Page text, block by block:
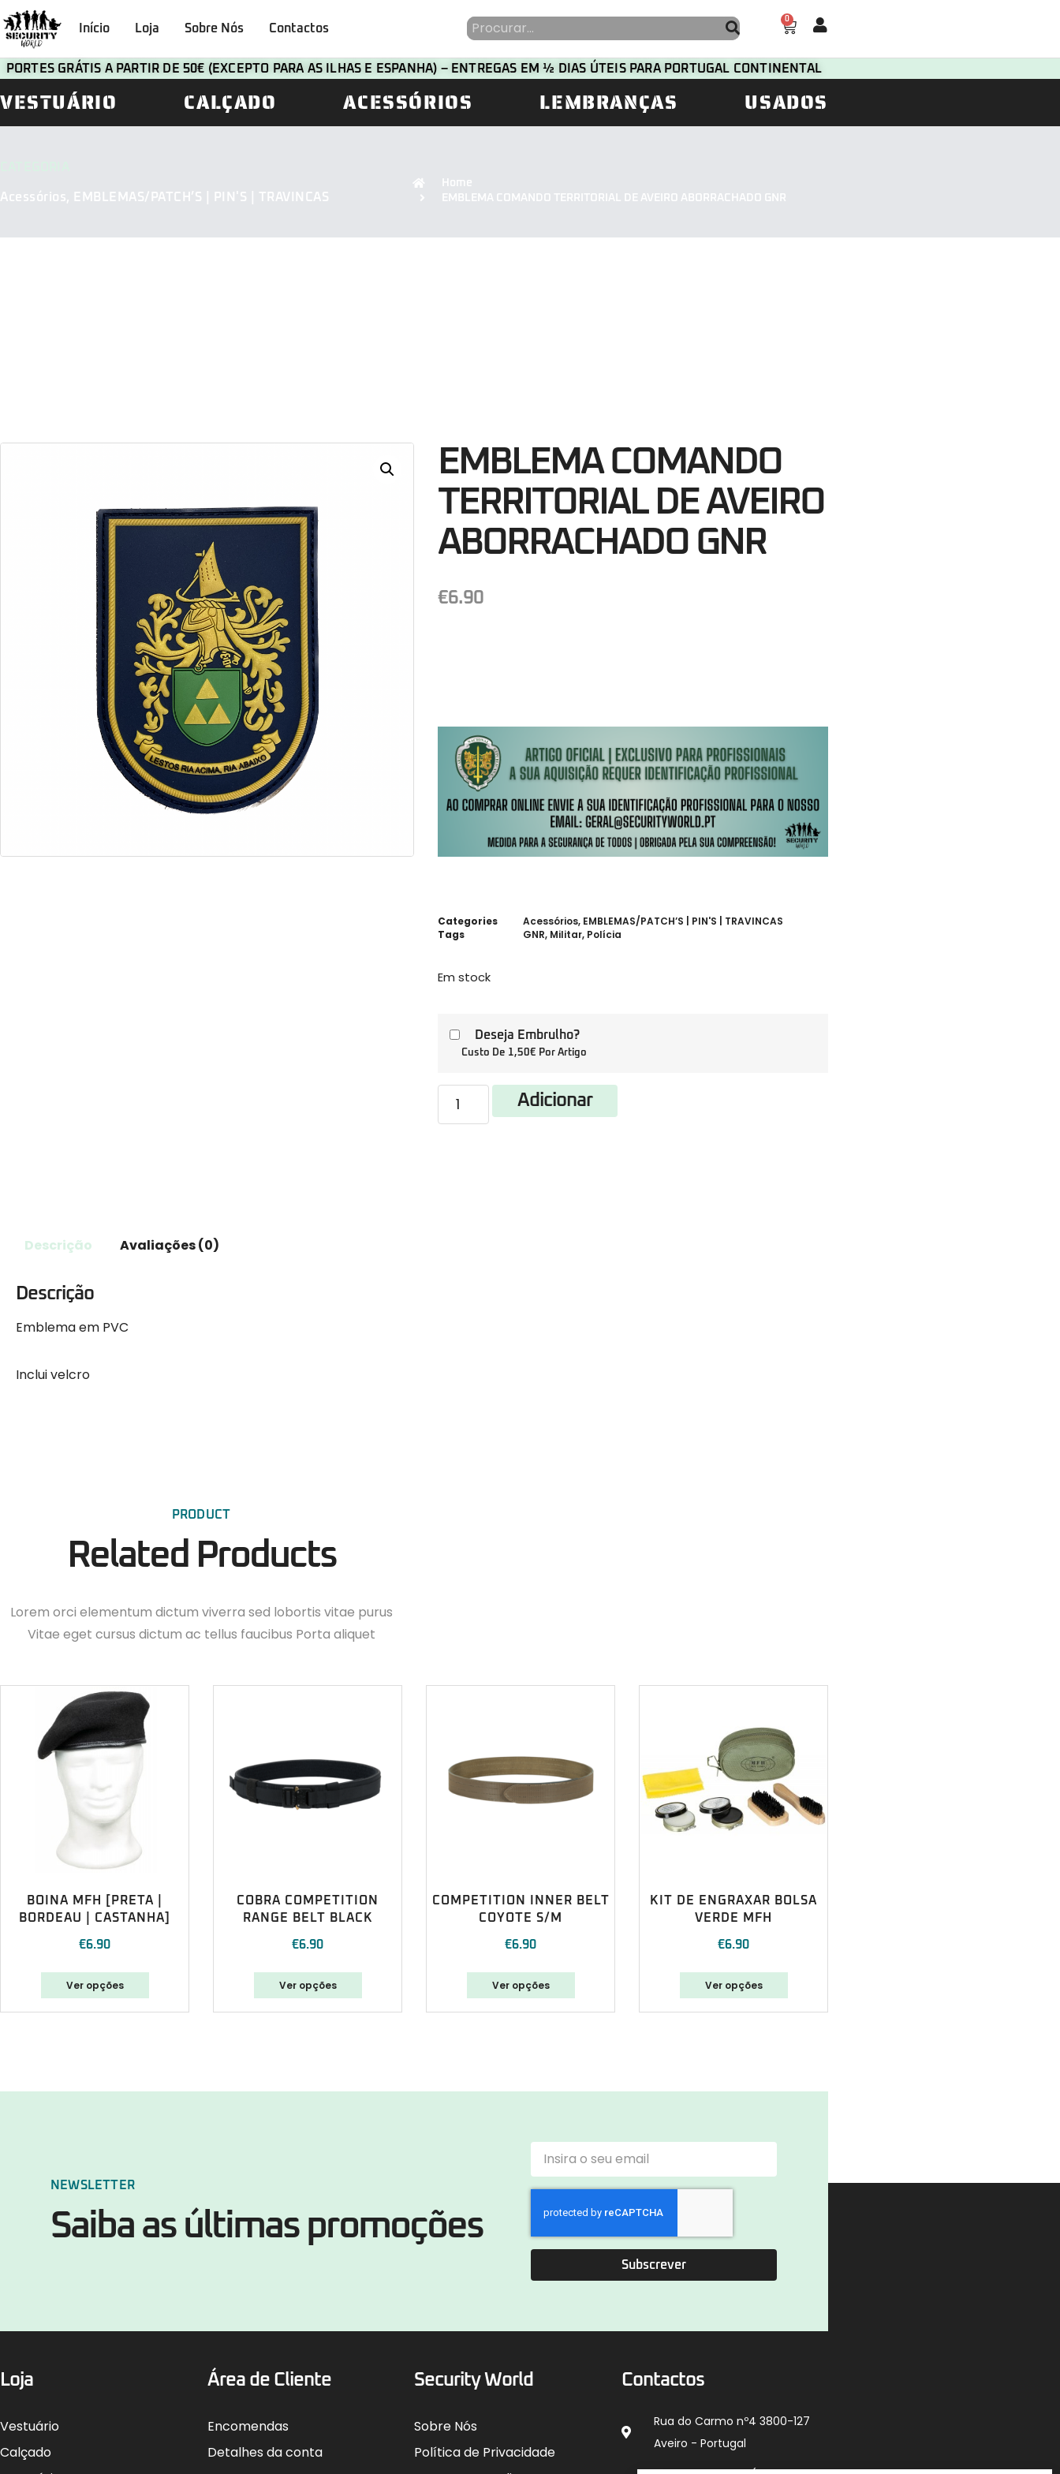
Início Loja Sobre Nós Contactos
0
PORTES GRÁTIS A PARTIR DE 50€ (EXCEPTO PARA AS ILHAS E ESPANHA) – ENTREGAS EM ½ DIAS ÚTEIS PARA PORTUGAL CONTINENTAL
VESTUÁRIO CALÇADO ACESSÓRIOS LEMBRANÇAS USADOS
Acessórios, EMBLEMAS/PATCH’S | PIN'S | TRAVINCAS
Home
EMBLEMA COMANDO TERRITORIAL DE AVEIRO ABORRACHADO GNR
EMBLEMA COMANDO
TERRITORIAL DE AVEIRO
ABORRACHADO GNR
€6.90
Categories Acessórios, EMBLEMAS/PATCH’S | PIN'S | TRAVINCAS
Tags
GNR, Militar, Polícia
Em stock
Deseja Embrulho?
Custo De 1,50€ Por Artigo
Adicionar
Descrição Avaliações (0)
Descrição
Emblema em PVC
Inclui velcro
PRODUCT
Related Products
Lorem orci elementum dictum viverra sed lobortis vitae purus
Vitae eget cursus dictum ac tellus faucibus Porta aliquet
BOINA MFH [PRETA |
BORDEAU | CASTANHA]
€6.90
Ver opções
COBRA COMPETITION
RANGE BELT BLACK
€6.90
Ver opções
COMPETITION INNER BELT
COYOTE S/M
€6.90
Ver opções
KIT DE ENGRAXAR BOLSA
VERDE MFH
€6.90
Ver opções
NEWSLETTER
Saiba as últimas promoções
Subscrever
Loja
Vestuário
Calçado
Área de Cliente
Encomendas
Detalhes da conta
Security World
Sobre Nós
Política de Privacidade
Contactos
Rua do Carmo nº4 3800-127
Aveiro - Portugal